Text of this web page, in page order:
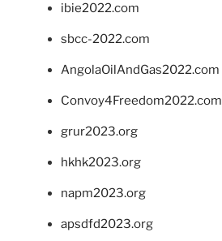
ibie2022.com
sbcc-2022.com
AngolaOilAndGas2022.com
Convoy4Freedom2022.com
grur2023.org
hkhk2023.org
napm2023.org
apsdfd2023.org